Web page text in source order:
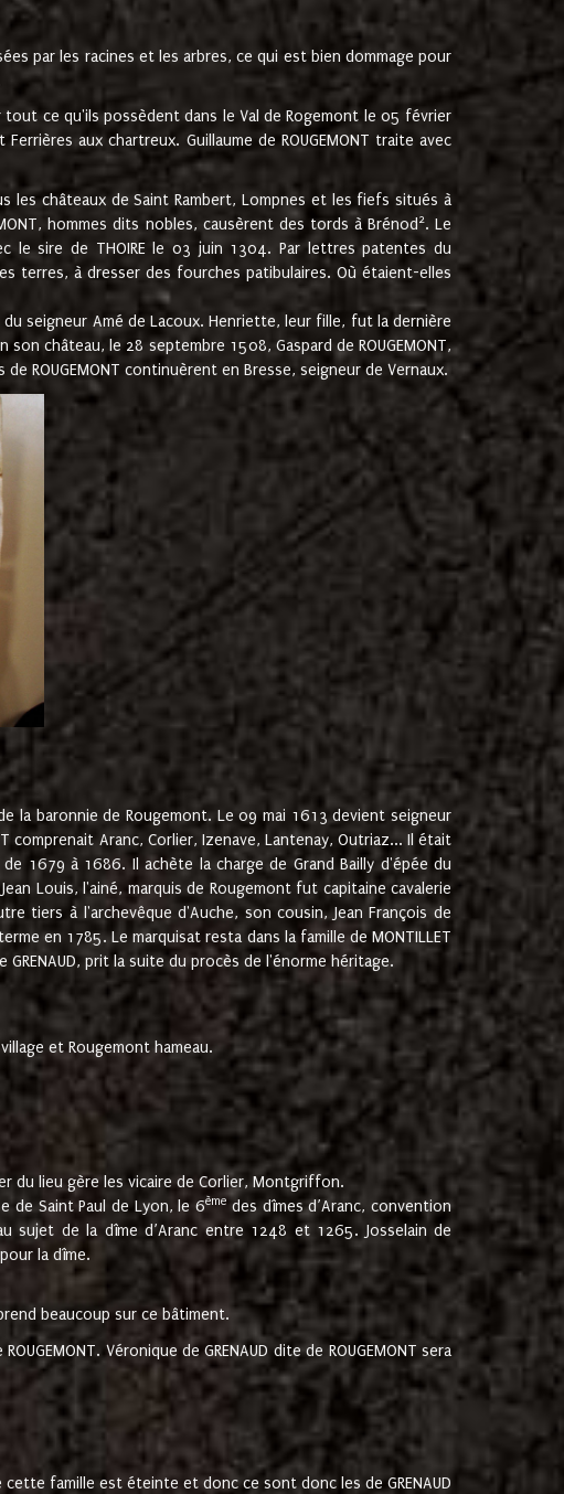
par les racines et les arbres, ce qui est bien dommage pour
tout ce qu'ils possèdent dans le Val de Rogemont le 05 février
aux chartreux. Guillaume de ROUGEMONT traite avec
les châteaux de Saint Rambert, Lompnes et les fiefs situés à
hommes dits nobles, causèrent des tords à Brénod 2. Le
le sire de THOIRE le 03 juin 1304. Par lettres patentes du
terres, à dresser des fourches patibulaires. Où étaient-elles
du seigneur Amé de Lacoux. Henriette, leur fille, fut la dernière
château, le 28 septembre 1508, Gaspard de ROUGEMONT,
ROUGEMONT continuèrent en Bresse, seigneur de Vernaux.
la baronnie de Rougemont. Le 09 mai 1613 devient seigneur
comprenait Aranc, Corlier, Izenave, Lantenay, Outriaz... Il était
1679 à 1686. Il achète la charge de Grand Bailly d'épée du
Louis, l'ainé, marquis de Rougemont fut capitaine cavalerie
tiers à l'archevêque d'Auche, son cousin, Jean François de
en 1785. Le marquisat resta dans la famille de MONTILLET
prit la suite du procès de l'énorme héritage.
et Rougemont hameau.
du lieu gère les vicaire de Corlier, Montgriffon.
de Saint Paul de Lyon, le 6ème des dîmes d’Aranc, convention
sujet de la dîme d’Aranc entre 1248 et 1265. Josselain de
la dîme.
beaucoup sur ce bâtiment.
Véronique de GRENAUD dite de ROUGEMONT sera
cette famille est éteinte et donc ce sont donc les de GRENAUD